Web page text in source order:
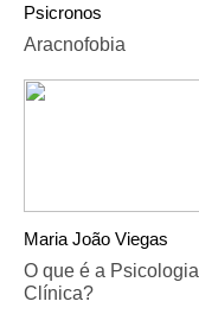
Psicronos
Aracnofobia
Maria João Viegas
O que é a Psicologia
Clínica?